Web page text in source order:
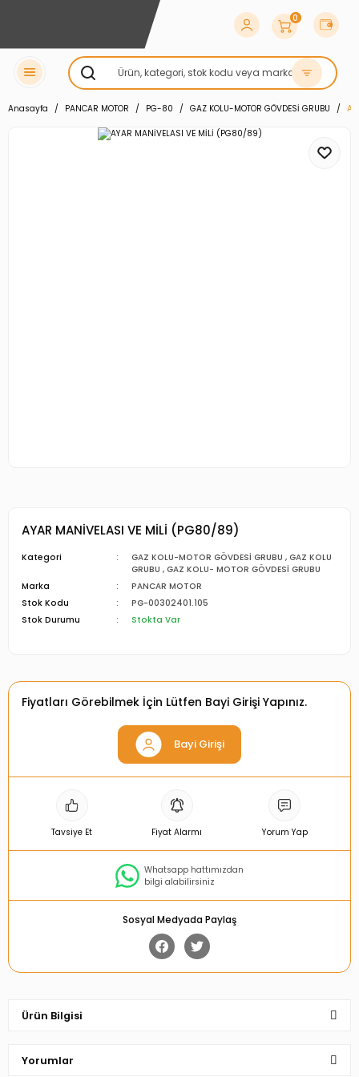
0
Anasayfa PANCAR MOTOR PG-80 GAZ KOLU-MOTOR GÖVDESİ GRUBU
AYAR MANİVELASI VE MİLİ (PG80/89)
Kategori GAZ KOLU-MOTOR GÖVDESİ GRUBU ,GAZ KOLU
GRUBU ,GAZ KOLU- MOTOR GÖVDESİ GRUBU
Marka
PANCAR MOTOR
Stok Kodu
PG-00302401.105
Stok Durumu
Stokta Var
Fiyatları Görebilmek İçin Lütfen Bayi Girişi Yapınız.
Bayi Girişi
Tavsiye Et Fiyat Alarmı Yorum Yap
Whatsapp hattımızdan
bilgi alabilirsiniz
Sosyal Medyada Paylaş
Ürün Bilgisi
Yorumlar